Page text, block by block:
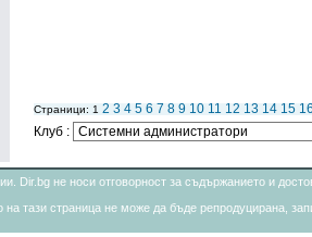
Страници: 1 2 3 4 5 6 7 8 9 10 11 12 13 14 15
Клуб :
Dir.bg не носи отговорност за съдържанието и
на тази страница не може да бъде репродуцирана,